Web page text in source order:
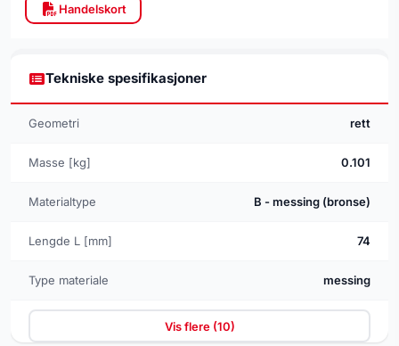
Handelskort
Tekniske spesifikasjoner
Geometri rett
Masse [kg] 0.101
Materialtype B - messing (bronse)
Lengde L [mm] 74
Type materiale messing
Vis flere (10)